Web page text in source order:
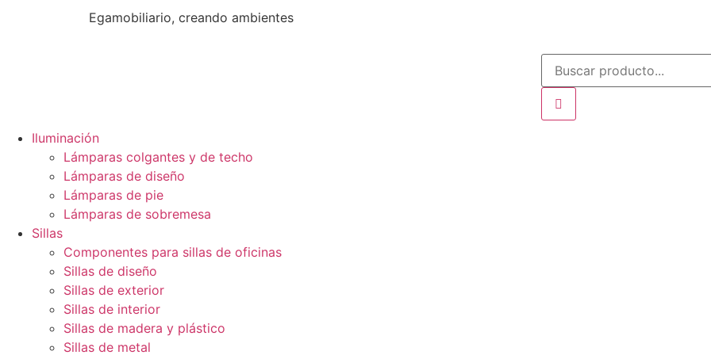
Egamobiliario, creando ambientes
Iluminación
Lámparas colgantes y de techo
Lámparas de diseño
Lámparas de pie
Lámparas de sobremesa
Sillas
Componentes para sillas de oficinas
Sillas de diseño
Sillas de exterior
Sillas de interior
Sillas de madera y plástico
Sillas de metal